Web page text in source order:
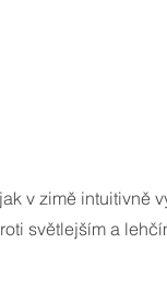
v zimě intuitivně
světlejším a